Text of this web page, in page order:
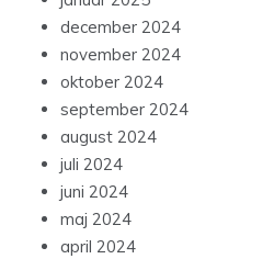
december 2024
november 2024
oktober 2024
september 2024
august 2024
juli 2024
juni 2024
maj 2024
april 2024